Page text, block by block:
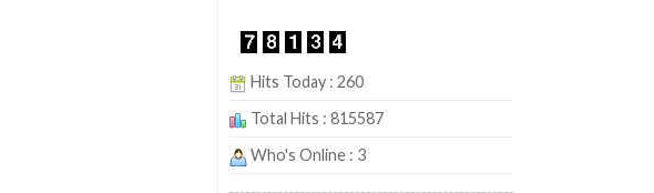
Hits Today : 260
Total Hits : 815587
Who's Online : 3